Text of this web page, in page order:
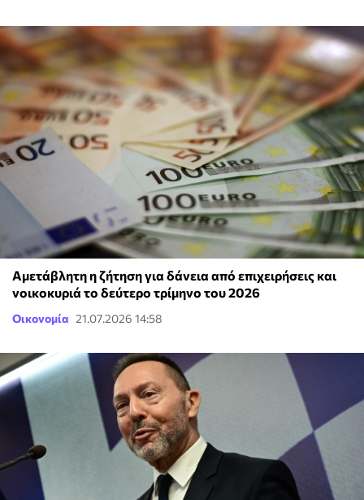
Αμετάβλητη η ζήτηση για δάνεια από επιχειρήσεις και
νοικοκυριά το δεύτερο τρίμηνο του 2026
Οικονομία 21.07.2026 14:58